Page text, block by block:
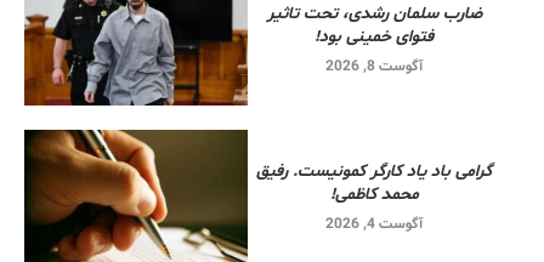
ضارب سلمان رشدی، تحت تاثیر
فتوای خمینی بود!
آگوست 8, 2026
گرامی باد یاد کارگر کمونیست. رفیق
محمد کاظمی!
آگوست 4, 2026